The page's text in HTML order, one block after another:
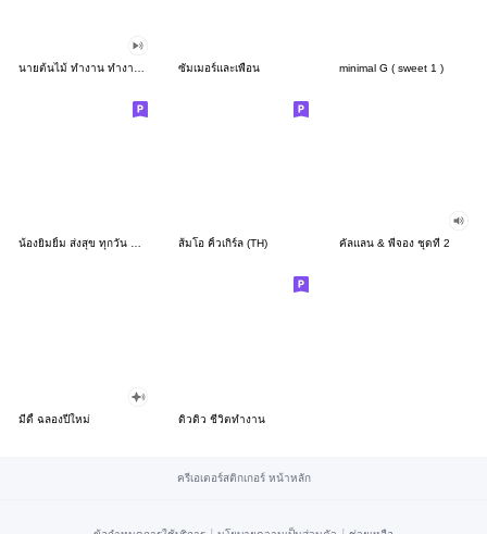
ซัมเมอร์และเพื่อน minimal G ( sweet 1 )
น้องยิมยิ้ม ส่งสุข ทุกวัน CutePastel THA ส้มโอ คิ้วเกิร์ล (TH) คัลแลน & พี่จอง ชุดที่ 2
มีดี้ ฉลองปีใหม่ ดิวดิว ชีวิตทำงาน
ครีเอเตอร์สติกเกอร์ หน้าหลัก